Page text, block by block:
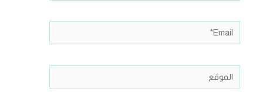
Email*
الموقع